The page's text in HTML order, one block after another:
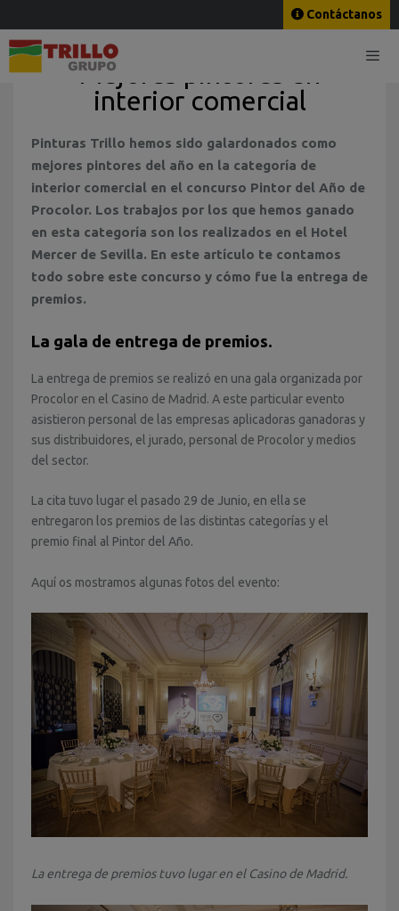
Contáctanos
Mejores pintores en
interior comercial
Pinturas Trillo hemos sido galardonados como
mejores pintores del año en la categoría de
interior comercial en el concurso Pintor del Año de
Procolor. Los trabajos por los que hemos ganado
en esta categoría son los realizados en el Hotel
Mercer de Sevilla. En este artículo te contamos
todo sobre este concurso y cómo fue la entrega de
premios.
La gala de entrega de premios.
La entrega de premios se realizó en una gala organizada por
Procolor en el Casino de Madrid. A este particular evento
asistieron personal de las empresas aplicadoras ganadoras y
sus distribuidores, el jurado, personal de Procolor y medios
del sector.
La cita tuvo lugar el pasado 29 de Junio, en ella se
entregaron los premios de las distintas categorías y el
premio final al Pintor del Año.
Aquí os mostramos algunas fotos del evento:
La entrega de premios tuvo lugar en el Casino de Madrid.